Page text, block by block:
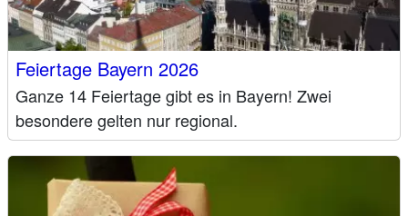
Feiertage Bayern 2026
Ganze 14 Feiertage gibt es in Bayern! Zwei
besondere gelten nur regional.